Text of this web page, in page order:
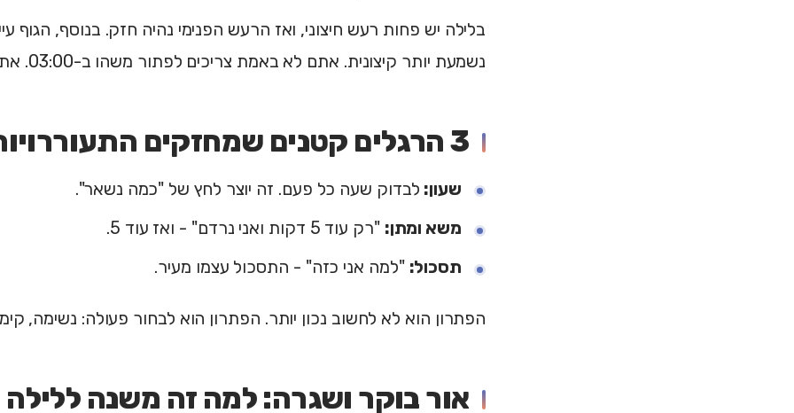
בלילה יש פחות רעש חיצוני, ואז הרעש הפנימי נהיה חזק. בנוסף, הגוף
נשמעת יותר קיצונית. אתם לא באמת צריכים לפתור משהו ב-03:00. אתם צריכים להוריד דריכות.
3 הרגלים קטנים שמחזקים התעוררויות
שעון: לבדוק שעה כל פעם. זה יוצר לחץ של "כמה נשאר".
משא ומתן: "רק עוד 5 דקות ואני נרדם" - ואז עוד 5.
תסכול: "למה אני כזה" - התסכול עצמו מעיר.
הפתרון הוא לא לחשוב נכון יותר. הפתרון הוא לבחור פעולה: נשימה,
אור בוקר ושגרה: למה זה משנה ללילה